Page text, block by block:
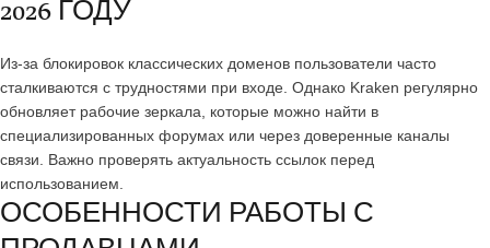
2026 ГОДУ
Из-за блокировок классических доменов пользователи часто
сталкиваются с трудностями при входе. Однако Kraken регулярно
обновляет рабочие зеркала, которые можно найти в
специализированных форумах или через доверенные каналы
связи. Важно проверять актуальность ссылок перед
использованием.
ОСОБЕННОСТИ РАБОТЫ С